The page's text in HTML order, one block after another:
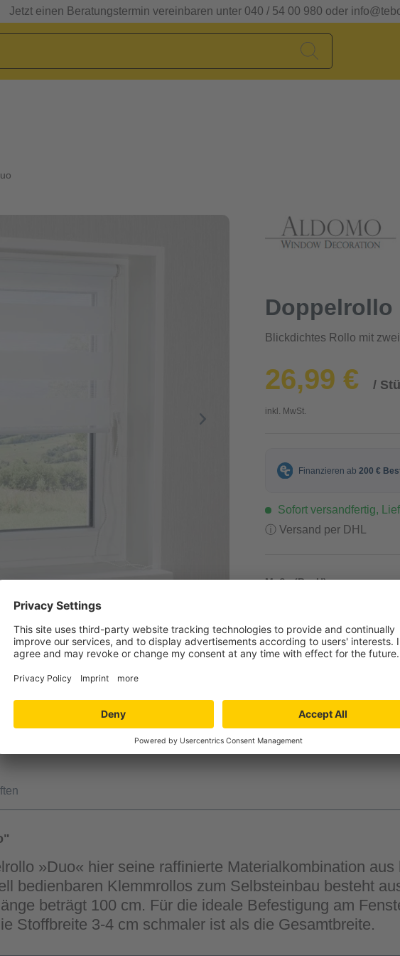
Jetzt einen Beratungstermin vereinbaren unter 040 / 54 00 980 oder
Doppelrollo
Blickdichtes Rollo mit
26,99 € /
inkl. MwSt.
Sofort versandfertig,
ⓘ Versand per DHL
Maße (B x H)
- +
Verfügbarkeit in der
Filiale auswählen
»Duo« hier seine raffinierte Materialkombination
bedienbaren Klemmrollos zum Selbsteinbau besteht
beträgt 100 cm. Für die ideale Befestigung am
Stoffbreite 3-4 cm schmaler ist als die Gesamtbreite.